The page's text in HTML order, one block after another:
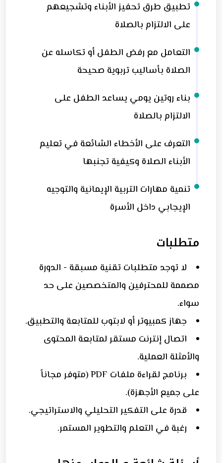
تطبيق طرق تحفيز الأبناء وتشجيعهم
على الالتزام بالصلاة
التعامل مع رفض الطفل أو تكاسله عن
الصلاة بأساليب تربوية صحيحة
بناء روتين يومي يساعد الطفل على
الالتزام بالصلاة
التعرف على الأخطاء الشائعة في تعليم
الأبناء الصلاة وكيفية تجنبها
تنمية مهارات التربية الإيمانية والتوجيه
الإيجابي داخل الأسرة
متطلبات
لا توجد متطلبات تقنية مسبقة - الدورة
مصممة للمحترفين والمتخصصين على حد
سواء.
جهاز كمبيوتر أو لابتوب للمتابعة والتطبيق.
اتصال إنترنت مستقر لمتابعة المحتوى
والأمثلة العملية.
برنامج لقراءة ملفات PDF (متوفر مجاناً
على جميع الأجهزة).
قدرة على التفكير التحليلي والاستراتيجي.
رغبة في التعلم والتطوير المستمر.